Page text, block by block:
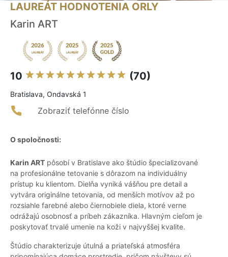
LAUREÁT HODNOTENIA ORLY
Karin ART
10 (70)
Bratislava, Ondavská 1
Zobraziť telefónne číslo
O spoločnosti:
Karin ART pôsobí v Bratislave ako štúdio špecializované
na profesionálne tetovanie s dôrazom na individuálny
prístup ku klientom. Dielňa vyniká vášňou pre detail a
vytvára originálne tetovania, od menších motívov až po
rozsiahle farebné alebo čiernobiele diela, ktoré verne
odrážajú osobnosť a príbeh zákazníka. Hlavným cieľom je
poskytovať trvalé umenie na koži v najvyššej kvalite.
Štúdio charakterizuje útulná a priateľská atmosféra